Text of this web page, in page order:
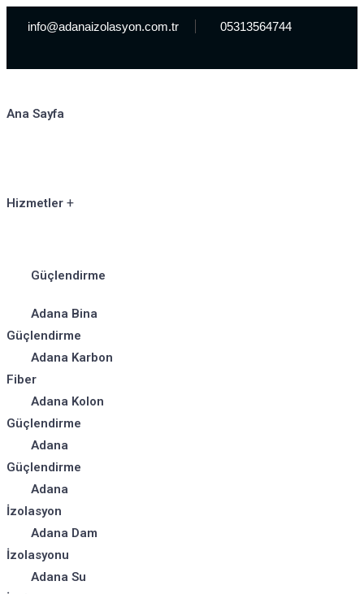
info@adanaizolasyon.com.tr 05313564744
Ana Sayfa
Hizmetler
Güçlendirme
Adana Bina
Güçlendirme
Adana Karbon
Fiber
Adana Kolon
Güçlendirme
Adana
Güçlendirme
Adana
İzolasyon
Adana Dam
İzolasyonu
Adana Su